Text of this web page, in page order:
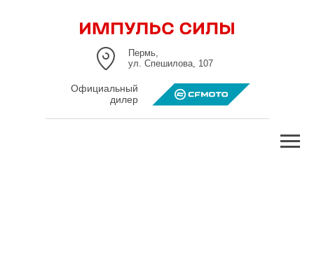
Пермь,
ул. Спешилова, 107
Официальный
дилер